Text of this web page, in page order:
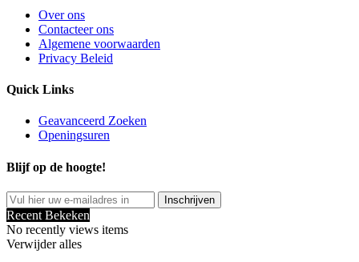
Over ons
Contacteer ons
Algemene voorwaarden
Privacy Beleid
Quick Links
Geavanceerd Zoeken
Openingsuren
Blijf op de hoogte!
Inschrijven
Recent Bekeken
No recently views items
Verwijder alles